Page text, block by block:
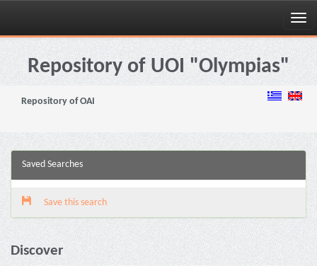
Skip
navigationRepository of UOI "Olympias"
Repository of OAI
Saved Searches
Save this search
Discover